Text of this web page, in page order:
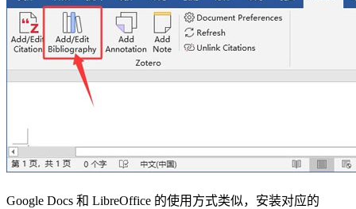
Google Docs 和 LibreOffice 的使用方式类似，安装对应的